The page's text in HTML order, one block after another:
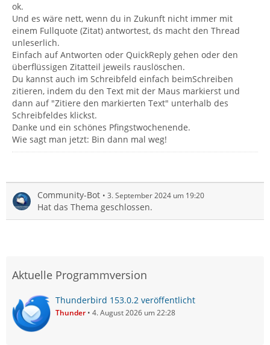
ok.
Und es wäre nett, wenn du in Zukunft nicht immer mit
einem Fullquote (Zitat) antwortest, ds macht den Thread
unleserlich.
Einfach auf Antworten oder QuickReply gehen oder den
überflüssigen Zitatteil jeweils rauslöschen.
Du kannst auch im Schreibfeld einfach beimSchreiben
zitieren, indem du den Text mit der Maus markierst und
dann auf "Zitiere den markierten Text" unterhalb des
Schreibfeldes klickst.
Danke und ein schönes Pfingstwochenende.
Wie sagt man jetzt: Bin dann mal weg!
Community-Bot 3. September 2024 um 19:20
Hat das Thema geschlossen.
Aktuelle Programmversion
Thunderbird 153.0.2 veröffentlicht
Thunder 4. August 2026 um 22:28